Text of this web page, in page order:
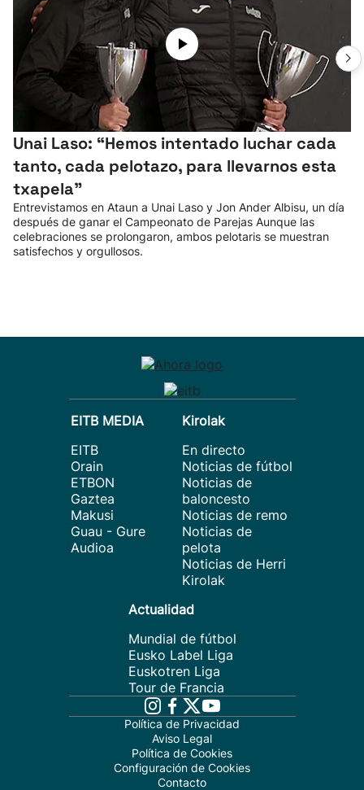
Unai Laso: “Hemos intentado luchar cada
tanto, cada pelotazo, para llevarnos esta
txapela”
Entrevistamos en Ataun a Unai Laso y Jon Ander Albisu, un día
después de ganar el Campeonato de Parejas Aunque las
celebraciones se prolongaron, ambos pelotaris se muestran
satisfechos y orgullosos.
EITB MEDIA
EITB
Orain
ETBON
Gaztea
Makusi
Guau - Gure
Audioa
Kirolak
En directo
Noticias de fútbol
Noticias de
baloncesto
Noticias de remo
Noticias de
pelota
Noticias de Herri
Kirolak
Actualidad
Mundial de fútbol
Eusko Label Liga
Euskotren Liga
Tour de Francia
Política de Privacidad
Aviso Legal
Política de Cookies
Configuración de Cookies
Contacto